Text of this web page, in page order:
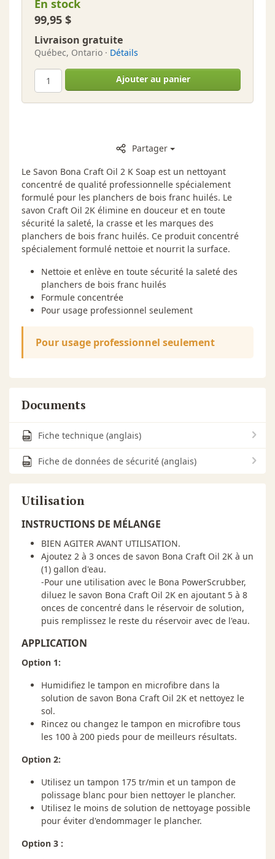
En stock
99,95 $
Livraison gratuite
Québec, Ontario · Détails
Ajouter au panier
Partager
Le Savon Bona Craft Oil 2 K Soap est un nettoyant
concentré de qualité professionnelle spécialement
formulé pour les planchers de bois franc huilés. Le
savon Craft Oil 2K élimine en douceur et en toute
sécurité la saleté, la crasse et les marques des
planchers de bois franc huilés. Ce produit concentré
spécialement formulé nettoie et nourrit la surface.
Nettoie et enlève en toute sécurité la saleté des
planchers de bois franc huilés
Formule concentrée
Pour usage professionnel seulement
Pour usage professionnel seulement
Documents
Fiche technique (anglais)
Fiche de données de sécurité (anglais)
Utilisation
INSTRUCTIONS DE MÉLANGE
BIEN AGITER AVANT UTILISATION.
Ajoutez 2 à 3 onces de savon Bona Craft Oil 2K à un
(1) gallon d'eau.
-Pour une utilisation avec le Bona PowerScrubber,
diluez le savon Bona Craft Oil 2K en ajoutant 5 à 8
onces de concentré dans le réservoir de solution,
puis remplissez le reste du réservoir avec de l'eau.
APPLICATION
Option 1:
Humidifiez le tampon en microfibre dans la
solution de savon Bona Craft Oil 2K et nettoyez le
sol.
Rincez ou changez le tampon en microfibre tous
les 100 à 200 pieds pour de meilleurs résultats.
Option 2:
Utilisez un tampon 175 tr/min et un tampon de
polissage blanc pour bien nettoyer le plancher.
Utilisez le moins de solution de nettoyage possible
pour éviter d'endommager le plancher.
Option 3 :